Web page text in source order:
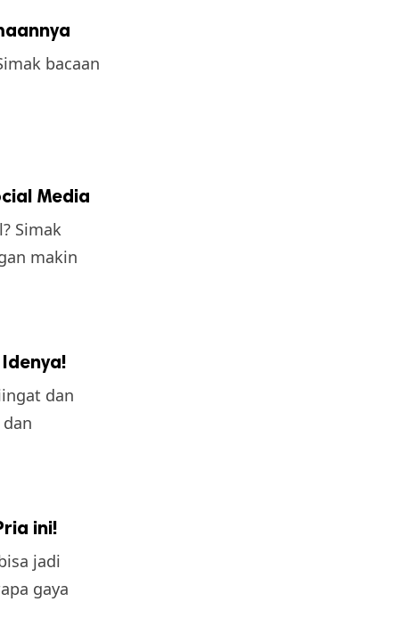
bacaan
Media
Simak
makin
dan
ini!
jadi
gaya